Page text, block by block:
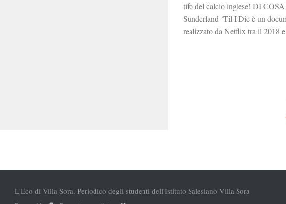
tifo del calcio inglese! DI
Sunderland ‘Til I Die è un
realizzato da Netflix tra il 2018
L'Eco di Villa Sora. Periodico degli studenti dell'Istituto Salesiano Villa Sora